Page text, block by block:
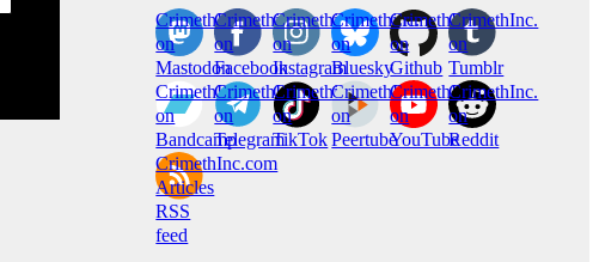
CrimethInc.
on
Mastodon
Crimethinc.
on
Facebook
Crimethinc.
on
Instagram
Crimethinc.
on
Bluesky
CrimethInc.
on
Github
CrimethInc.
on
Tumblr
CrimethInc.
on
Bandcamp
CrimethInc.
on
Telegram
Crimethinc.
on
TikTok
CrimethInc.
on
Peertube
CrimethInc.
on
YouTube
CrimethInc.
on
Reddit
CrimethInc.com
Articles
RSS
feed